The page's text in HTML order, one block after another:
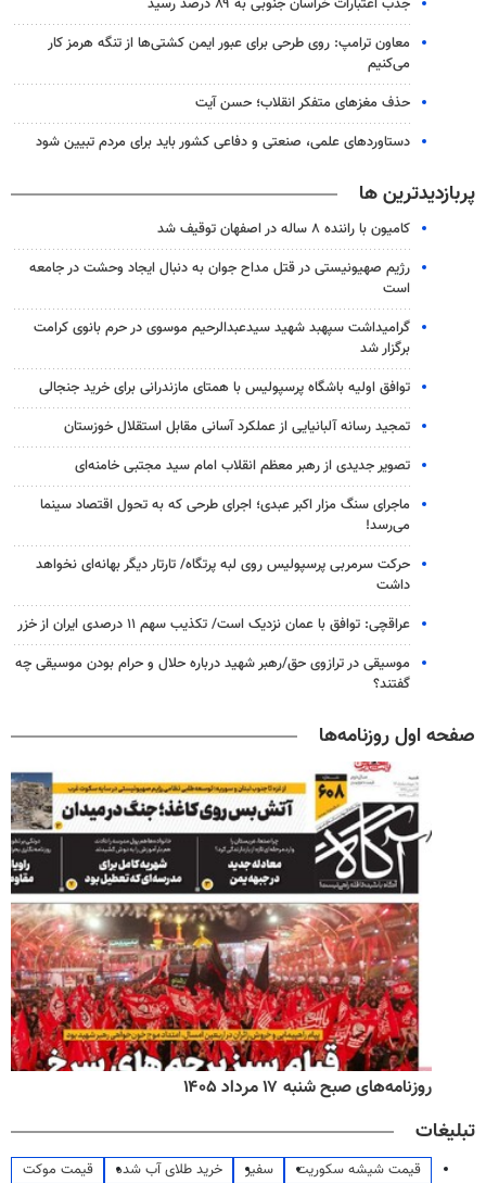
معاون ترامپ: روی طرحی برای عبور ایمن کشتی‌ها از تنگه هرمز کار
می‌کنیم
حذف مغزهای متفکر انقلاب؛ حسن آیت
دستاوردهای علمی، صنعتی و دفاعی کشور باید برای مردم تبیین شود
پربازدیدترین ها
کامیون با راننده ۸ ساله در اصفهان توقیف شد
رژیم صهیونیستی در قتل مداح جوان به دنبال ایجاد وحشت در جامعه
است
گرامیداشت سپهبد شهید سیدعبدالرحیم موسوی در حرم بانوی کرامت
برگزار شد
توافق اولیه باشگاه پرسپولیس با همتای مازندرانی برای خرید جنجالی
تمجید رسانه آلبانیایی از عملکرد آسانی مقابل استقلال خوزستان
تصویر جدیدی از رهبر معظم انقلاب امام سید مجتبی خامنه‌ای
ماجرای سنگ مزار اکبر عبدی؛ اجرای طرحی که به تحول اقتصاد سینما
می‌رسد!
حرکت سرمربی پرسپولیس روی لبه پرتگاه/ تارتار دیگر بهانه‌ای نخواهد
داشت
عراقچی: توافق با عمان نزدیک است/ تکذیب سهم ۱۱ درصدی ایران از خزر
موسیقی در ترازوی حق/رهبر شهید درباره حلال و حرام بودن موسیقی چه
گفتند؟
صفحه اول روزنامه‌ها
روزنامه‌های صبح شنبه ۱۷ مرداد ۱۴۰۵
تبلیغات
قیمت شیشه سکوریت سفیر خرید طلای آب شده
قیمت موکت